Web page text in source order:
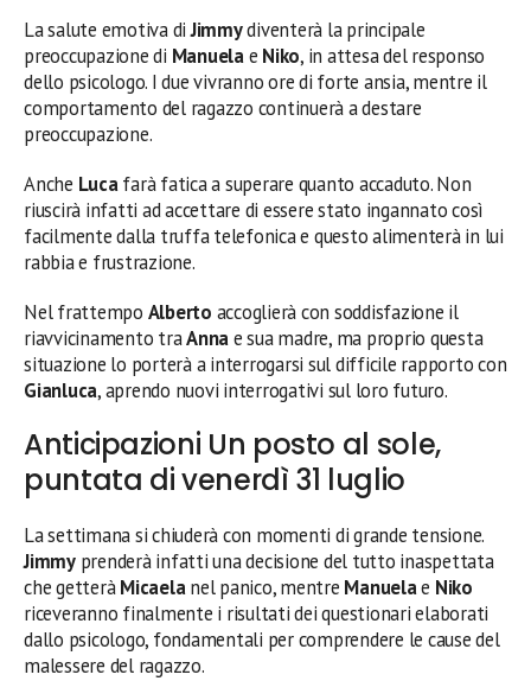
La salute emotiva diJimmydiventerà la principale
preoccupazione di Manuelae Niko, in attesa del responso
dello psicologo. I due vivranno ore di forte ansia, mentre il
comportamento del ragazzo continuerà a destare
preoccupazione.
Anche Lucafarà fatica a superare quanto accaduto. Non
riuscirà infatti ad accettare di essere stato ingannato così
facilmente dalla truffa telefonica e questo alimenterà in lui
rabbia e frustrazione.
Nel frattempo Alberto accoglierà con soddisfazione il
riavvicinamento traAnnae sua madre, ma proprio questa
situazione lo porterà a interrogarsi sul difficile rapporto con
Gianluca, aprendo nuovi interrogativi sul loro futuro.
Anticipazioni Un posto al sole,
puntata di venerdì 31 luglio
La settimana si chiuderà con momenti di grande tensione.
Jimmyprenderà infatti una decisione del tutto inaspettata
che getteràMicaelanel panico, mentre Manuelae Niko
riceveranno finalmente i risultati dei questionari elaborati
dallo psicologo, fondamentali per comprendere le cause del
malessere del ragazzo.